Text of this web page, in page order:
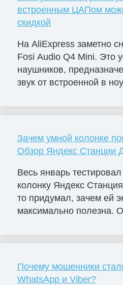
встроенным ЦАПом
скидкой
На AliExpress заметно
Fosi Audio Q4 Mini. Это
наушников,
звук от встроенной в
Зачем умной колонке
Обзор Яндекс Станции
Весь январь
колонку Яндекс
то придумал, зачем ей
максимально полезна.
Почему мошенники
WhatsApp и Viber?